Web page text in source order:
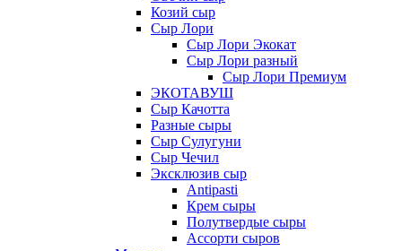
Козий сыр
Сыр Лори
Сыр Лори Экокат
Сыр Лори разный
Сыр Лори Премиум
ЭКОТАВУШ
Сыр Качотта
Разные сыры
Сыр Сулугуни
Сыр Чечил
Эксклюзив сыр
Antipasti
Крем сыры
Полутвердые сыры
Ассорти сыров